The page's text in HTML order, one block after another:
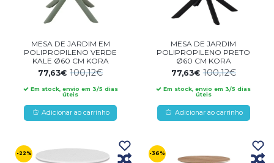
MESA DE JARDIM EM
POLIPROPILENO VERDE
KALE Ø60 CM KORA
77,63€100,12€
Em stock, envio em 3/5 dias
úteis
Adicionar ao carrinho
MESA DE JARDIM
POLIPROPILENO PRETO
Ø60 CM KORA
77,63€100,12€
Em stock, envio em 3/5 dias
úteis
Adicionar ao carrinho
-22% -36%